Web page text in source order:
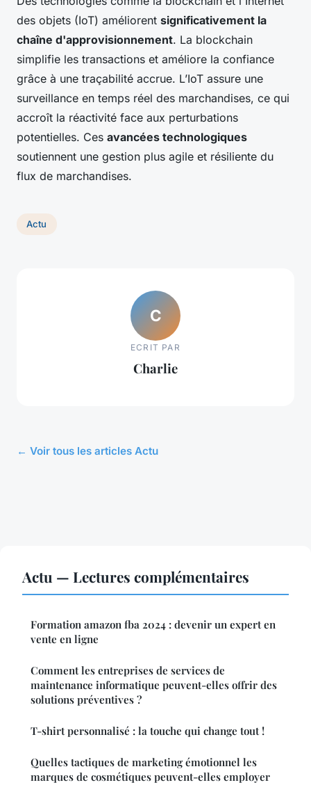
des objets (IoT) améliorent significativement la
chaîne d'approvisionnement. La blockchain
simplifie les transactions et améliore la confiance
grâce à une traçabilité accrue. L’IoT assure une
surveillance en temps réel des marchandises, ce qui
accroît la réactivité face aux perturbations
potentielles. Ces avancées technologiques
soutiennent une gestion plus agile et résiliente du
flux de marchandises.
Actu
C
ECRIT PAR
Charlie
← Voir tous les articles Actu
Actu — Lectures complémentaires
Formation amazon fba 2024 : devenir un expert en
vente en ligne
Comment les entreprises de services de
maintenance informatique peuvent-elles offrir des
solutions préventives ?
T-shirt personnalisé : la touche qui change tout !
Quelles tactiques de marketing émotionnel les
marques de cosmétiques peuvent-elles employer